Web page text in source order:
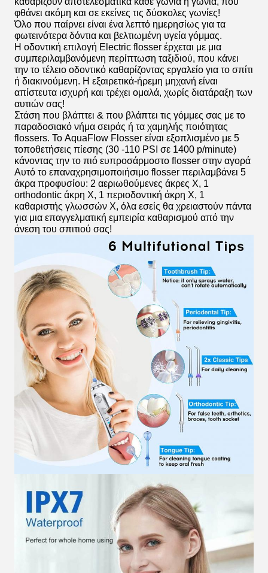
φθάνει ακόμη και σε εκείνες τις δύσκολες γωνίες!
Όλο που παίρνει είναι ένα λεπτό ημερησίως για τα
φωτεινότερα δόντια και βελτιωμένη υγεία γόμμας.
Η οδοντική επιλογή Electric flosser έρχεται με μια
συμπεριλαμβανόμενη περίπτωση ταξιδιού, που κάνει
την το τέλειο οδοντικό καθαρίζοντας εργαλείο για το σπίτι
ή διακινούμενη. Η εξαιρετικά-ήρεμη μηχανή είναι
απίστευτα ισχυρή και τρέχει ομαλά, χωρίς διατάραξη των
αυτιών σας!
Στάση που βλάπτει & που βλάπτει τις γόμμες σας με το
παραδοσιακό νήμα σειράς ή τα χαμηλής ποιότητας
flossers. Το AquaFlow Flosser είναι εξοπλισμένο με 5
τοποθετήσεις πίεσης (30 -110 PSI σε 1400 p/minute)
κάνοντας την το πιό ευπροσάρμοστο flosser στην αγορά
Αυτό το επαναχρησιμοποιήσιμο flosser περιλαμβάνει 5
άκρα προφυσίου: 2 αεριωθούμενες άκρες Χ, 1
orthodontic άκρη Χ, 1 περιοδοντική άκρη Χ, 1
καθαριστής γλωσσών Χ, όλα εσείς θα χρειαστούν πάντα
για μια επαγγελματική εμπειρία καθαρισμού από την
άνεση του σπιτιού σας!